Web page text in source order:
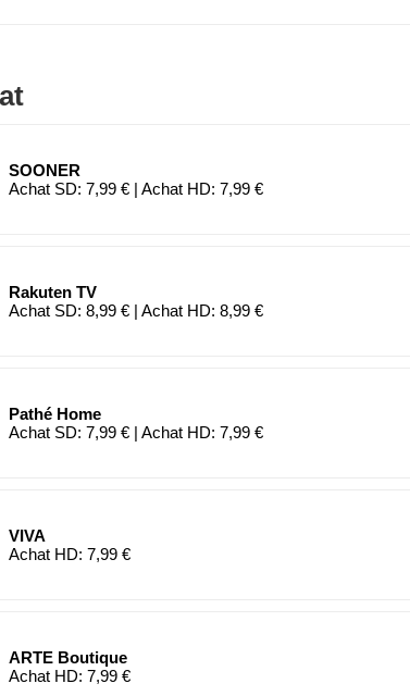
SOONER
Achat SD: 7,99 € | Achat HD: 7,99 €
Rakuten TV
Achat SD: 8,99 € | Achat HD: 8,99 €
Pathé Home
Achat SD: 7,99 € | Achat HD: 7,99 €
VIVA
Achat HD: 7,99 €
ARTE Boutique
Achat HD: 7,99 €